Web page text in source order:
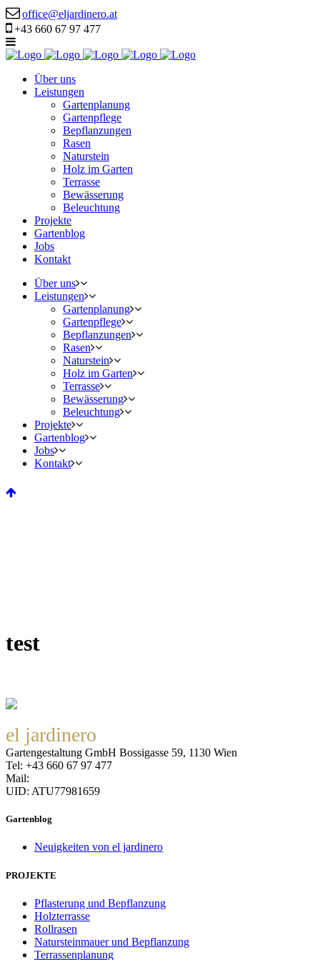
office@eljardinero.at
+43 660 67 97 477
Über uns
Leistungen
Gartenplanung
Gartenpflege
Bepflanzungen
Rasen
Naturstein
Holz im Garten
Terrasse
Bewässerung
Beleuchtung
Projekte
Gartenblog
Jobs
Kontakt
Über uns
Leistungen
Gartenplanung
Gartenpflege
Bepflanzungen
Rasen
Naturstein
Holz im Garten
Terrasse
Bewässerung
Beleuchtung
Projekte
Gartenblog
Jobs
Kontakt
test
el jardinero
Gartengestaltung GmbH Bossigasse 59, 1130 Wien
Tel: +43 660 67 97 477
Mail:
UID: ATU77981659
Gartenblog
Neuigkeiten von el jardinero
PROJEKTE
Pflasterung und Bepflanzung
Holzterrasse
Rollrasen
Natursteinmauer und Bepflanzung
Terrassenplanung